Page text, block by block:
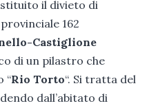
il divieto di
162
Castiglione
di un pilastro che
“Rio Torto“. Si tratta del
dall’abitato di